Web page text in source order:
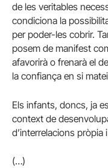
de les veritables
condiciona la
per poder-les cobrir.
posem de manifest
afavorirà o frenarà el
la confiança en si
Els infants, doncs, ja
context de
d’interrelacions pròpia
(…)